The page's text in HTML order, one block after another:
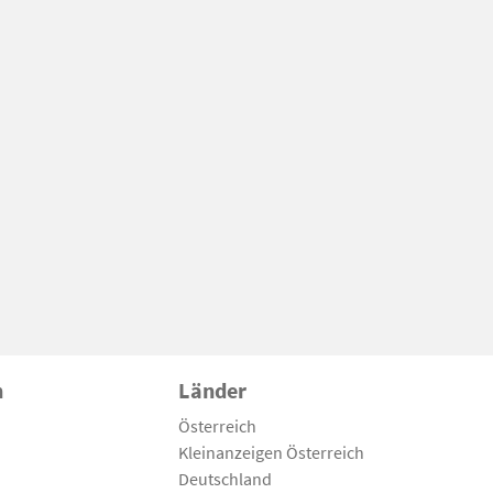
Länder
Österreich
Kleinanzeigen Österreich
Deutschland